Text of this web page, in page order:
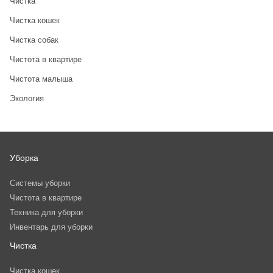
Чистка кошек
Чистка собак
Чистота в квартире
Чистота малыша
Экология
Уборка
Системы уборки
Чистота в квартире
Техника для уборки
Инвентарь для уборки
Чистка
Чистка кошек